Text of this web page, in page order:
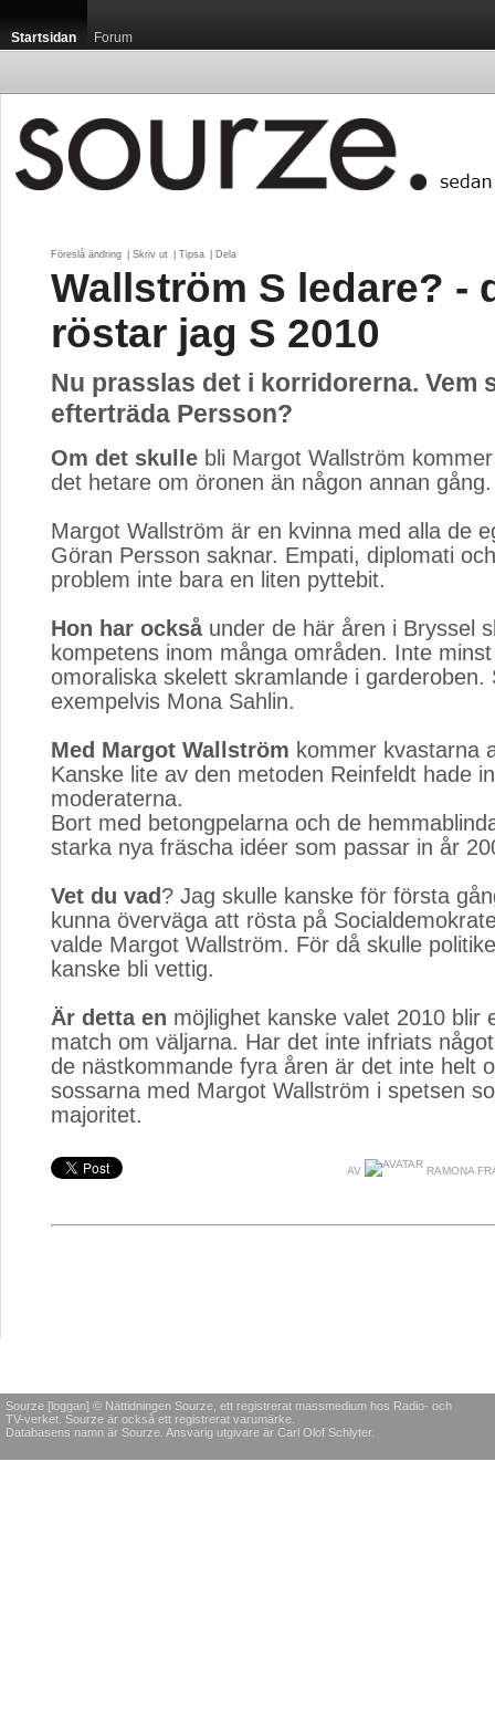
Startsidan Forum
Föreslå ändring Skriv ut Tipsa Dela
Wallström S ledare? -
röstar jag S 2010
Nu prasslas det i korridorerna. Vem
efterträda Persson?
Om det skulle bli Margot Wallström
det hetare om öronen än någon annan gång.
Margot Wallström är en kvinna med alla de
Göran Persson saknar. Empati, diplomati
problem inte bara en liten pyttebit.
Hon har ocksåunder de här åren i Bryssel
kompetens inom många områden. Inte
omoraliska skelett skramlande i garderoben.
exempelvis Mona Sahlin.
Med Margot Wallström kommer kvastarna
Kanske lite av den metoden Reinfeldt hade
moderaterna.
Bort med betongpelarna och de
starka nya fräscha idéer som passar in år
Vet du vad ? Jag skulle kanske för första
kunna överväga att rösta på
valde Margot Wallström. För då skulle
kanske bli vettig.
Är detta en möjlighet kanske valet 2010 blir
match om väljarna. Har det inte infriats
de nästkommande fyra åren är det inte helt
sossarna med Margot Wallström i spetsen
majoritet.
AV RAMONA
Sourze [loggan] © Nättidningen Sourze, ett registrerat massmedium hos Radio- och
TV-verket. Sourze är också ett registrerat varumärke.
Databasens namn är Sourze. Ansvarig utgivare är Carl Olof Schlyter.